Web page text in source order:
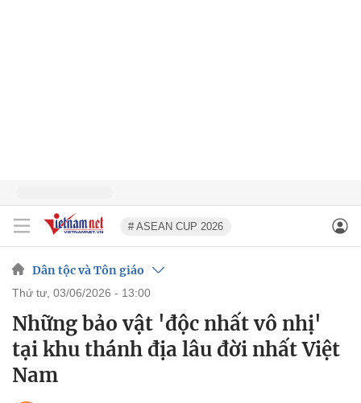
# ASEAN CUP 2026
Dân tộc và Tôn giáo
thứ tư, 03/06/2026 - 13:00
Những bảo vật 'độc nhất vô nhị'
tại khu thánh địa lâu đời nhất Việt
Nam